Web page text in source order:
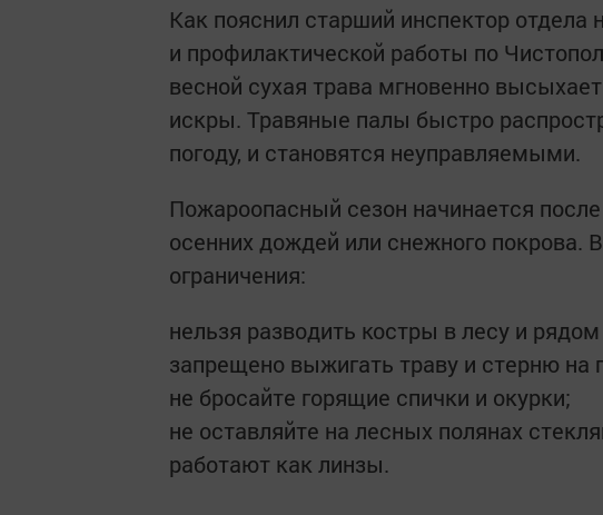
Как пояснил старший инспектор отдела
и профилактической работы по
весной сухая трава мгновенно
искры. Травяные палы быстро
погоду, и становятся неуправляемыми.
Пожароопасный сезон начинается
осенних дождей или снежного покрова.
ограничения:
нельзя разводить костры в лесу и
запрещено выжигать траву и стерню на
не бросайте горящие спички и окурки;
не оставляйте на лесных полянах
работают как линзы.